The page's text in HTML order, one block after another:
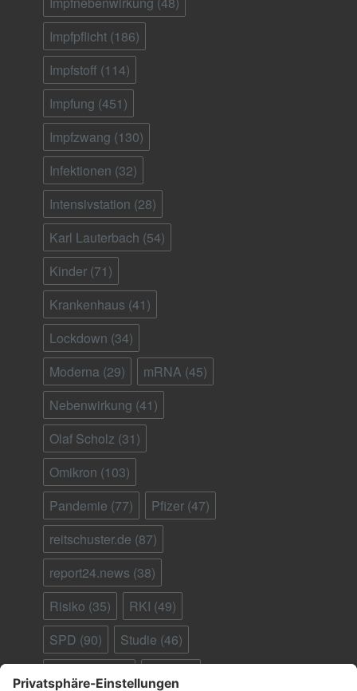
Impfpflicht (186)
Impfstoff (114)
Impfung (451)
Impfzwang (130)
Infektionen (32)
Intensivstation (28)
Karl Lauterbach (54)
Kinder (71)
Krankenhaus (41)
Lockdown (34)
Moderna (29) mRNA (45)
Nebenwirkung (41)
Olaf Scholz (31)
Omikron (103)
Pandemie (77) Pfizer (47)
reitschuster.de (87)
report24.news (38)
Risiko (35) RKI (49)
SPD (90) Studie (46)